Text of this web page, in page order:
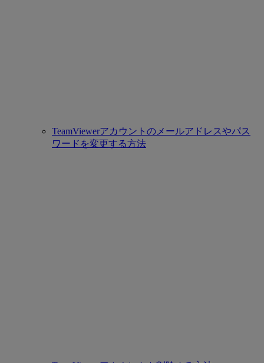
TeamViewerアカウントのメールアドレスやパス
ワードを変更する方法